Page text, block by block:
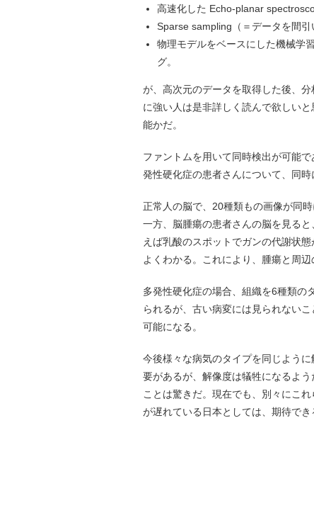
高速化した Echo-planar
Sparse sampling（＝データを間引
物理モデルをベースにした機械学
グ。
が、高次元のデータを取得した後、
に強い人は是非詳しく読んで欲しい
能かだ。
ファントムを用いて同時検出が可能
発性硬化症の患者さんについて、同
正常人の脳で、20種類もの画像が同
一方、脳腫瘍の患者さんの脳を見る
えば乳酸のスポットでガンの代謝状
よくわかる。これにより、腫瘍と周
多発性硬化症の場合、組織を6種類の
られるが、古い病変には見られない
可能になる。
今後様々な病気のタイプを同じよう
要があるが、解像度は犠牲になるよ
ことは驚きだ。現在でも、別々にこ
が遅れている日本としては、期待でき